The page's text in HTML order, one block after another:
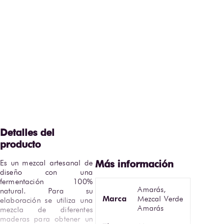
Es un mezcal artesanal de
diseño con una
fermentación 100%
natural. Para su
elaboración se utiliza una
mezcla de diferentes
maderas para obtener un
Marca
Amarás,
Mezcal Verde
Amarás